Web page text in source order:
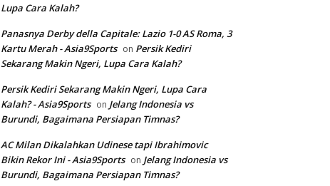
Lupa Cara Kalah?
Panasnya Derby della Capitale: Lazio 1-0 AS Roma, 3
Kartu Merah - Asia9Sports on Persik Kediri
Sekarang Makin Ngeri, Lupa Cara Kalah?
Persik Kediri Sekarang Makin Ngeri, Lupa Cara
Kalah? - Asia9Sports on Jelang Indonesia vs
Burundi, Bagaimana Persiapan Timnas?
AC Milan Dikalahkan Udinese tapi Ibrahimovic
Bikin Rekor Ini - Asia9Sports on Jelang Indonesia vs
Burundi, Bagaimana Persiapan Timnas?